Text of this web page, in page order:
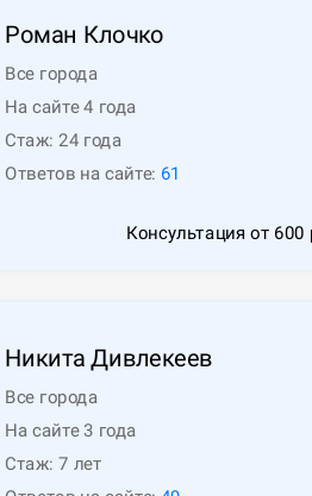
Роман Клочко
Все города
На сайте 4 года
Стаж: 24 года
Ответов на сайте: 61
Консультация от 600
Никита Дивлекеев
Все города
На сайте 3 года
Стаж:7 лет